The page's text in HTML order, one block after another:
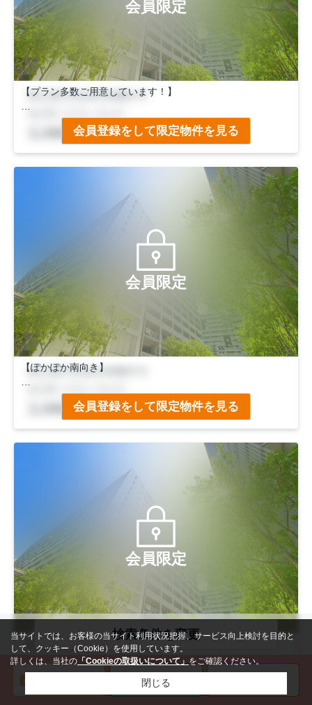
会員限定
【プラン多数ご用意しています！】
◆南向き！
日当たりぽかぽか♪
市バス「木辻南町」停徒歩５分
会員登録をして限定物件を見る
会員限定
【ぽかぽか南向き】
◆ＪＲ「花園」駅徒歩11分
◆ＪＲ「円町」駅徒歩13分
会員登録をして限定物件を見る
会員限定
【ぽかぽか南向き】
◆ＪＲ「花園」駅徒歩11分
◆ＪＲ「円町」駅徒歩13分会員登録をして限定物件を見る
検索条件を変更
当サイトでは、お客様の当サイト利用状況把握、サービス向上検討を目的と
して、クッキー（Cookie）を使用しています。
詳しくは、当社の 「Cookieの取扱いについて」をご確認ください。
閉じる